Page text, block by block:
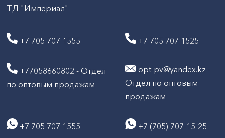
ТД "Империал"
+7 705 707 1555 +7 705 707 1525
+77058660802 - Отдел
по оптовым продажам
opt-pv@yandex.kz -
Отдел по оптовым
продажам
+7 705 707 1555 +7 (705) 707-15-25